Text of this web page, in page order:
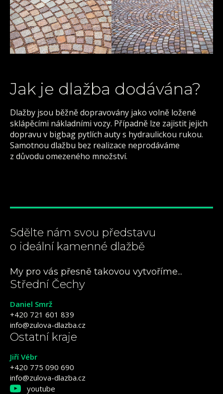
Jak je dlažba dodávána?
Dlažby jsou běžně dopravovány jako volně ložené
sklápěcími nákladními vozy. Případně lze zajistit jejich
dopravu v bigbag pytlích auty s hydraulickou rukou.
Samotnou dlažbu bez realizace neprodáváme
z důvodu omezeného množství.
Sdělte nám svou představu
o ideální kamenné dlažbě
My pro vás přesně takovou vytvoříme...
Střední Čechy
Daniel Smrž
+420 721 601 839
info@zulova-dlazba.cz
Ostatní kraje
Jiří Vébr
+420 775 090 690
info@zulova-dlazba.cz
youtube